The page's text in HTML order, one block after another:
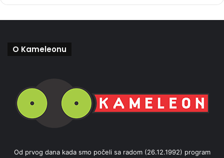
O Kameleonu
Od prvog dana kada smo počeli sa radom (26.12.1992) program